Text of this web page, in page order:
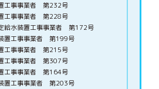
工事事業者 第232号
工事事業者 第228号
給水装置工事事業者 第172号
置工事事業者 第199号
工事事業者 第215号
工事事業者 第307号
工事事業者 第164号
置工事事業者 第203号